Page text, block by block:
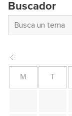
Buscador
M